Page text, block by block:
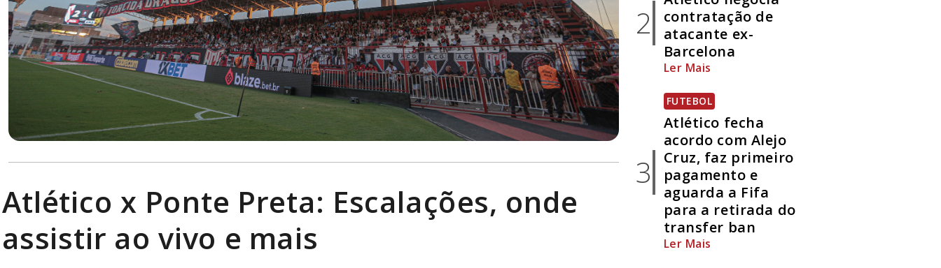
Atlético x Ponte Preta: Escalações, onde
assistir ao vivo e mais
2
contratação de
atacante ex-
Barcelona
Ler Mais
3
FUTEBOL
Atlético fecha
acordo com Alejo
Cruz, faz primeiro
pagamento e
aguarda a Fifa
para a retirada do
transfer ban
Ler Mais